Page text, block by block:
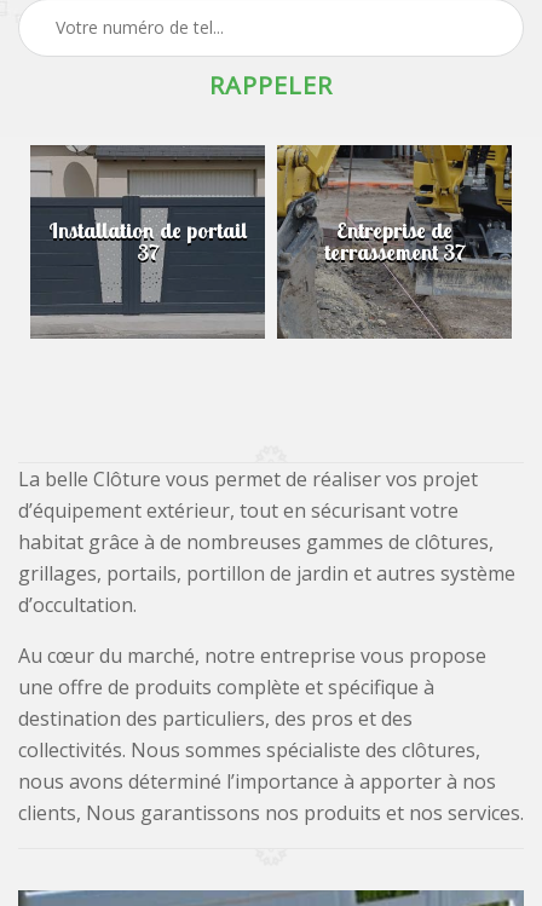
Installation de portail
37
Entreprise de
terrassement 37
La belle Clôture vous permet de réaliser vos projet
d’équipement extérieur, tout en sécurisant votre
habitat grâce à de nombreuses gammes de clôtures,
grillages, portails, portillon de jardin et autres système
d’occultation.
Au cœur du marché, notre entreprise vous propose
une offre de produits complète et spécifique à
destination des particuliers, des pros et des
collectivités. Nous sommes spécialiste des clôtures,
nous avons déterminé l’importance à apporter à nos
clients, Nous garantissons nos produits et nos services.